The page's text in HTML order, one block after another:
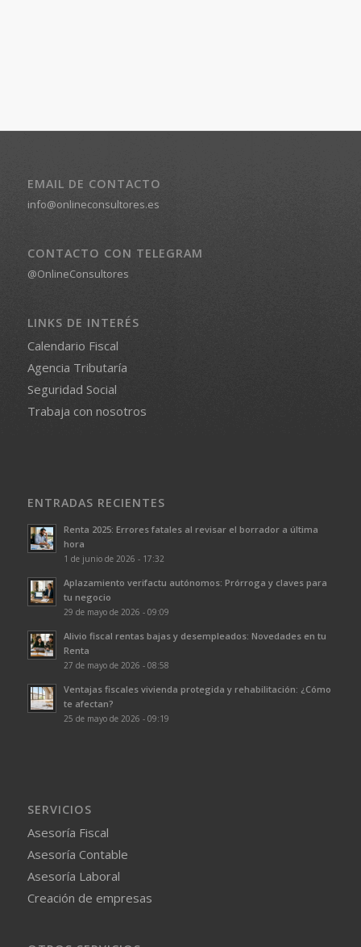
EMAIL DE CONTACTO
info@onlineconsultores.es
CONTACTO CON TELEGRAM
@OnlineConsultores
LINKS DE INTERÉS
Calendario Fiscal
Agencia Tributaría
Seguridad Social
Trabaja con nosotros
ENTRADAS RECIENTES
Renta 2025: Errores fatales al revisar el borrador a última
hora
1 de junio de 2026 - 17:32
Aplazamiento verifactu autónomos: Prórroga y claves para
tu negocio
29 de mayo de 2026 - 09:09
Alivio fiscal rentas bajas y desempleados: Novedades en tu
Renta
27 de mayo de 2026 - 08:58
Ventajas fiscales vivienda protegida y rehabilitación: ¿Cómo
te afectan?
25 de mayo de 2026 - 09:19
SERVICIOS
Asesoría Fiscal
Asesoría Contable
Asesoría Laboral
Creación de empresas